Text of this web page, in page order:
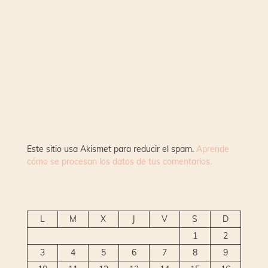
Este sitio usa Akismet para reducir el spam. Aprende
cómo se procesan los datos de tus comentarios.
L M X J V S
D
1
2
3
4 5 6 7 8
9